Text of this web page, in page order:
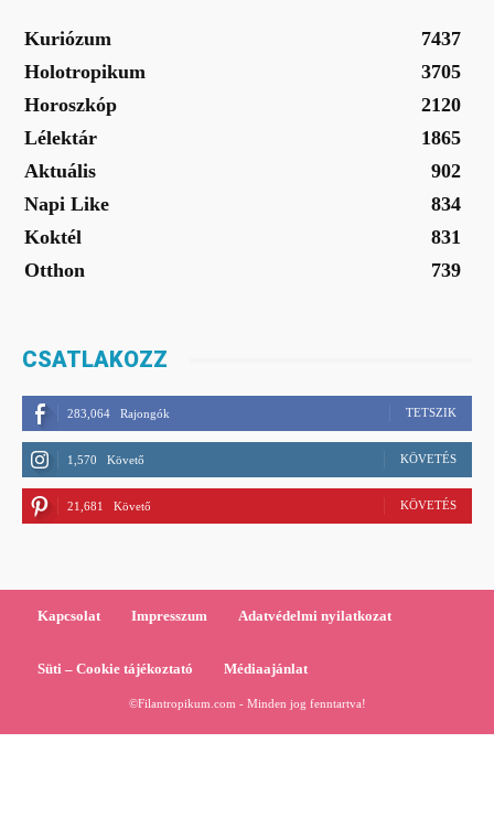
Kuriózum
7437
Holotropikum
3705
Horoszkóp
2120
Lélektár
1865
Aktuális
902
Napi Like
834
Koktél
831
Otthon
739
CSATLAKOZZ
283,064 Rajongók TETSZIK
1,570 Követő KÖVETÉS
21,681 Követő KÖVETÉS
Kapcsolat Impresszum Adatvédelmi nyilatkozat
Süti – Cookie tájékoztató Médiaajánlat
©Filantropikum.com - Minden jog fenntartva!